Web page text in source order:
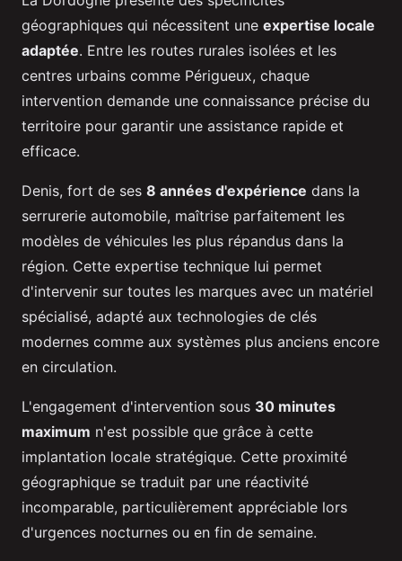
géographiques qui nécessitent une expertise locale
adaptée. Entre les routes rurales isolées et les
centres urbains comme Périgueux, chaque
intervention demande une connaissance précise du
territoire pour garantir une assistance rapide et
efficace.
Denis, fort de ses 8 années d'expérience dans la
serrurerie automobile, maîtrise parfaitement les
modèles de véhicules les plus répandus dans la
région. Cette expertise technique lui permet
d'intervenir sur toutes les marques avec un matériel
spécialisé, adapté aux technologies de clés
modernes comme aux systèmes plus anciens encore
en circulation.
L'engagement d'intervention sous 30 minutes
maximum n'est possible que grâce à cette
implantation locale stratégique. Cette proximité
géographique se traduit par une réactivité
incomparable, particulièrement appréciable lors
d'urgences nocturnes ou en fin de semaine.